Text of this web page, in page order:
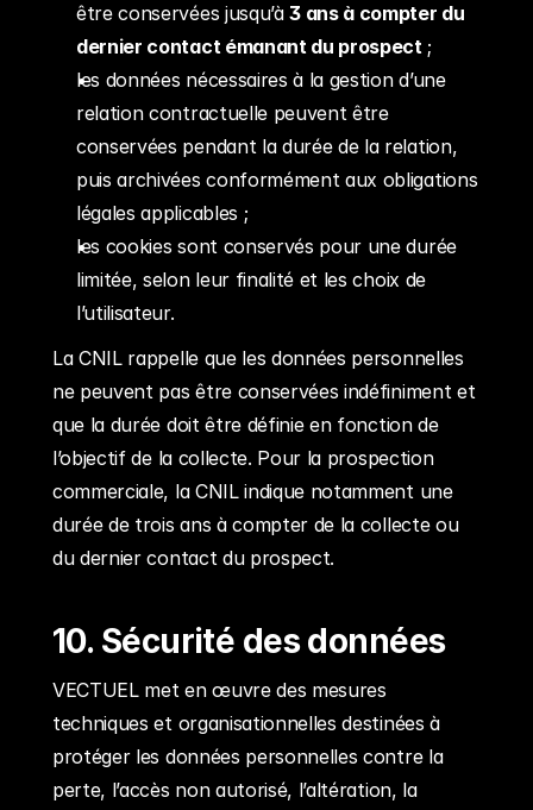
être conservées jusqu’à 3 ans à compter du
dernier contact émanant du prospect ;
les données nécessaires à la gestion d’une
relation contractuelle peuvent être
conservées pendant la durée de la relation,
puis archivées conformément aux obligations
légales applicables ;
les cookies sont conservés pour une durée
limitée, selon leur finalité et les choix de
l’utilisateur.
La CNIL rappelle que les données personnelles
ne peuvent pas être conservées indéfiniment et
que la durée doit être définie en fonction de
l’objectif de la collecte. Pour la prospection
commerciale, la CNIL indique notamment une
durée de trois ans à compter de la collecte ou
du dernier contact du prospect.
10. Sécurité des données
VECTUEL met en œuvre des mesures
techniques et organisationnelles destinées à
protéger les données personnelles contre la
perte, l’accès non autorisé, l’altération, la